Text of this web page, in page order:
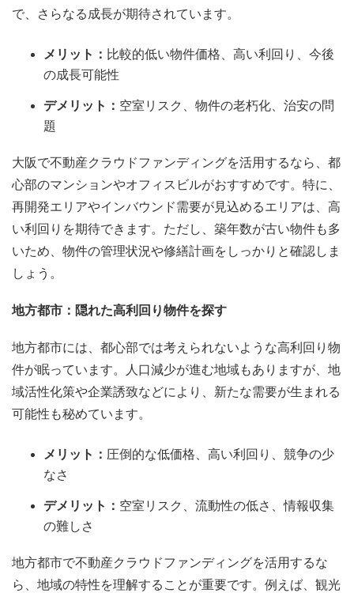
で、さらなる成長が期待されています。
メリット： 比較的低い物件価格、高い利回り、今後
の成長可能性
デメリット： 空室リスク、物件の老朽化、治安の問
題
大阪で不動産クラウドファンディングを活用するなら、都
心部のマンションやオフィスビルがおすすめです。特に、
再開発エリアやインバウンド需要が見込めるエリアは、高
い利回りを期待できます。ただし、築年数が古い物件も多
いため、物件の管理状況や修繕計画をしっかりと確認しま
しょう。
地方都市：隠れた高利回り物件を探す
地方都市には、都心部では考えられないような高利回り物
件が眠っています。人口減少が進む地域もありますが、地
域活性化策や企業誘致などにより、新たな需要が生まれる
可能性も秘めています。
メリット： 圧倒的な低価格、高い利回り、競争の少
なさ
デメリット： 空室リスク、流動性の低さ、情報収集
の難しさ
地方都市で不動産クラウドファンディングを活用するな
ら、地域の特性を理解することが重要です。例えば、観光